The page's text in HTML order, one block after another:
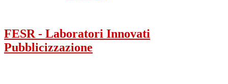
FESR - Laboratori Innovati
Pubblicizzazione